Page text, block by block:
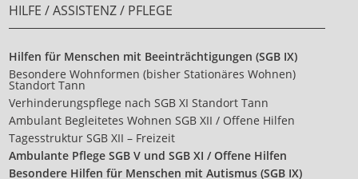
HILFE / ASSISTENZ / PFLEGE
Hilfen für Menschen mit Beeinträchtigungen (SGB IX)
Besondere Wohnformen (bisher Stationäres Wohnen)
Standort Tann
Verhinderungspflege nach SGB XI Standort Tann
Ambulant Begleitetes Wohnen SGB XII / Offene Hilfen
Tagesstruktur SGB XII – Freizeit
Ambulante Pflege SGB V und SGB XI / Offene Hilfen
Besondere Hilfen für Menschen mit Autismus (SGB IX)